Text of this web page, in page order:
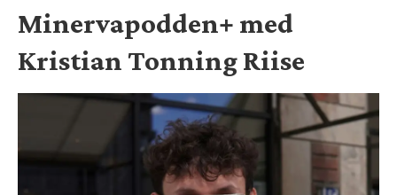
Minervapodden+ med
Kristian Tonning Riise